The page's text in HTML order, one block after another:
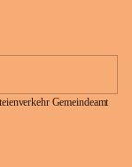
Gemeindeamt